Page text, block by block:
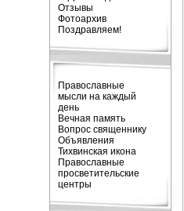
Отзывы
Фотоархив
Поздравляем!
Православные
мысли на каждый
день
Вечная память
Вопрос священнику
Объявления
Тихвинская икона
Православные
просветительские
центры